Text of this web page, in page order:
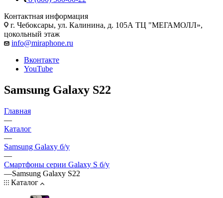
Контактная информация
г. Чебоксары, ул. Калинина, д. 105А ТЦ "МЕГАМОЛЛ»,
цокольный этаж
info@miraphone.ru
Вконтакте
YouTube
Samsung Galaxy S22
Главная
—
Каталог
—
Samsung Galaxy б/у
—
Смартфоны серии Galaxy S б/у
—Samsung Galaxy S22
Каталог